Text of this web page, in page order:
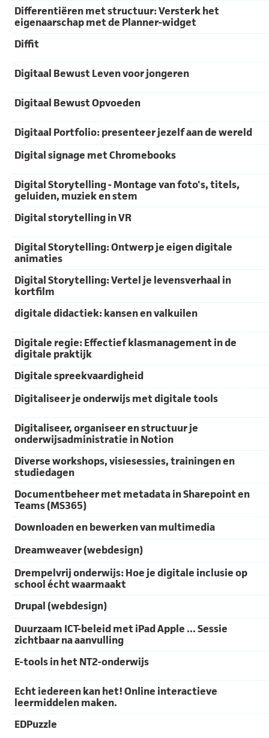
Differentiëren met structuur: Versterk het
eigenaarschap met de Planner-widget
Diffit
Digitaal Bewust Leven voor jongeren
Digitaal Bewust Opvoeden
Digitaal Portfolio: presenteer jezelf aan de wereld
Digital signage met Chromebooks
Digital Storytelling - Montage van foto's, titels,
geluiden, muziek en stem
Digital storytelling in VR
Digital Storytelling: Ontwerp je eigen digitale
animaties
Digital Storytelling: Vertel je levensverhaal in
kortfilm
digitale didactiek: kansen en valkuilen
Digitale regie: Effectief klasmanagement in de
digitale praktijk
Digitale spreekvaardigheid
Digitaliseer je onderwijs met digitale tools
Digitaliseer, organiseer en structuur je
onderwijsadministratie in Notion
Diverse workshops, visiesessies, trainingen en
studiedagen
Documentbeheer met metadata in Sharepoint en
Teams (MS365)
Downloaden en bewerken van multimedia
Dreamweaver (webdesign)
Drempelvrij onderwijs: Hoe je digitale inclusie op
school écht waarmaakt
Drupal (webdesign)
Duurzaam ICT-beleid met iPad Apple ... Sessie
zichtbaar na aanvulling
E-tools in het NT2-onderwijs
Echt iedereen kan het! Online interactieve
leermiddelen maken.
EDPuzzle